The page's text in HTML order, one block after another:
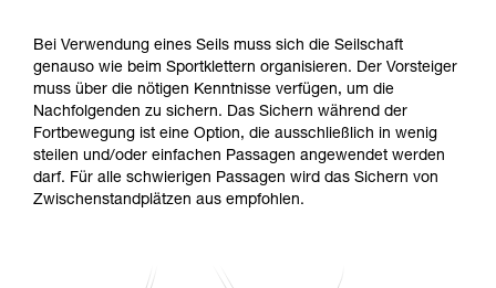
Bei Verwendung eines Seils muss sich die Seilschaft
genauso wie beim Sportklettern organisieren. Der Vorsteiger
muss über die nötigen Kenntnisse verfügen, um die
Nachfolgenden zu sichern. Das Sichern während der
Fortbewegung ist eine Option, die ausschließlich in wenig
steilen und/oder einfachen Passagen angewendet werden
darf. Für alle schwierigen Passagen wird das Sichern von
Zwischenstandplätzen aus empfohlen.